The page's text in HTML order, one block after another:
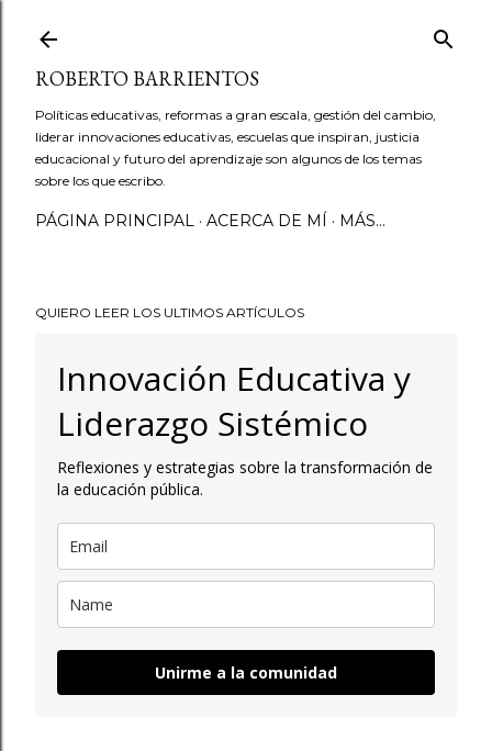
ROBERTO BARRIENTOS
Políticas educativas, reformas a gran escala, gestión del cambio,
liderar innovaciones educativas, escuelas que inspiran, justicia
educacional y futuro del aprendizaje son algunos de los temas
sobre los que escribo.
PÁGINA PRINCIPAL ACERCA DE MÍ MÁS…
QUIERO LEER LOS ULTIMOS ARTÍCULOS
Innovación Educativa y
Liderazgo Sistémico
Reflexiones y estrategias sobre la transformación de
la educación pública.
Unirme a la comunidad